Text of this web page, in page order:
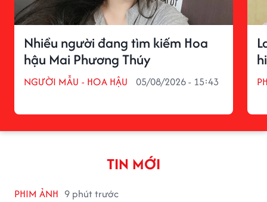
Nhiều người đang tìm kiếm Hoa
hậu Mai Phương Thúy
NGƯỜI MẪU - HOA HẬU 05/08/2026 - 15:43
TIN MỚI
PHIM ẢNH 9 phút trước